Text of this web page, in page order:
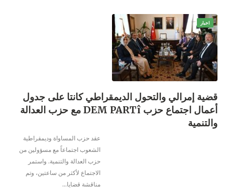
اخبار
قضية إمرالي والتحول الديمقراطي كانتا على جدول
أعمال اجتماع حزب DEM PARTî مع حزب العدالة
والتنمية
عقد حزب المساواة وديمقراطية
الشعوب اجتماعاً مع مسؤولين من
حزب العدالة والتنمية. واستمر
الاجتماع لأكثر من ساعتين، وتم
مناقشة قضايا…